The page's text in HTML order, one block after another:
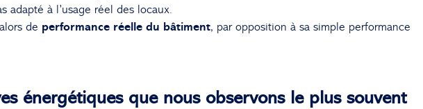
adapté à l’usage réel des locaux.
de performance réelle du bâtiment, par opposition à sa simple performance
énergétiques que nous observons le plus souvent